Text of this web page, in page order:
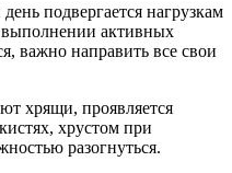
подвергается нагрузкам
активных
важно направить все свои
хрящи, проявляется
хрустом при
разогнуться.